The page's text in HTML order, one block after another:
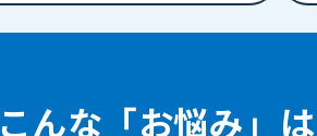
こんな「お悩み」は